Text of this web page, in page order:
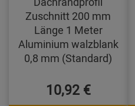
Zuschnitt 200 mm
Länge 1 Meter
Aluminium walzblank
0,8 mm (Standard)
10,92 €